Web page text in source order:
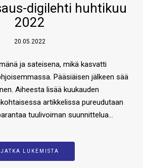
digilehti huhtikuu
2022
20.05.2022
ja sateisena, mikä kasvatti
Pääsiäisen jälkeen sää
Aiheesta lisää kuukauden
artikkelissa pureudutaan
tuulivoiman suunnittelua…
JATKA LUKEMISTA